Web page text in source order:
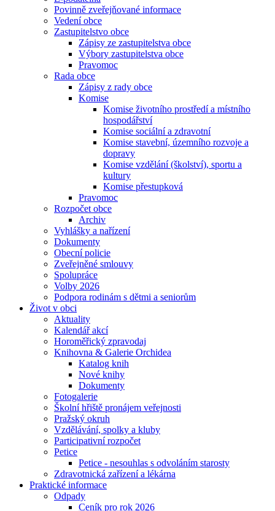
Povinně zveřejňované informace
Vedení obce
Zastupitelstvo obce
Zápisy ze zastupitelstva obce
Výbory zastupitelstva obce
Pravomoc
Rada obce
Zápisy z rady obce
Komise
Komise životního prostředí a místního
hospodářství
Komise sociální a zdravotní
Komise stavební, územního rozvoje a
dopravy
Komise vzdělání (školství), sportu a
kultury
Komise přestupková
Pravomoc
Rozpočet obce
Archiv
Vyhlášky a nařízení
Dokumenty
Obecní policie
Zveřejněné smlouvy
Spolupráce
Volby 2026
Podpora rodinám s dětmi a seniorům
Život v obci
Aktuality
Kalendář akcí
Horoměřický zpravodaj
Knihovna & Galerie Orchidea
Katalog knih
Nové knihy
Dokumenty
Fotogalerie
Školní hřiště pronájem veřejnosti
Pražský okruh
Vzdělávání, spolky a kluby
Participativní rozpočet
Petice
Petice - nesouhlas s odvoláním starosty
Zdravotnická zařízení a lékárna
Praktické informace
Odpady
Ceník pro rok 2026